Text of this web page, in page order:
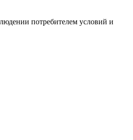
потребителем условий и